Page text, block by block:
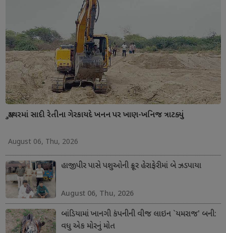
ગુડથરમાં સાદી રેતીના ગેરકાયદે ખનન પર ખાણ-ખનિજ ત્રાટક્યું
August 06, Thu, 2026
હાજીપીર પાસે પશુઓની ક્રૂર હેરાફેરીમાં બે ઝડપાયા
August 06, Thu, 2026
બાંડિયામાં ખાનગી કંપનીની વીજ લાઇન `યમરાજ' બની:
વધુ એક મોરનું મોત